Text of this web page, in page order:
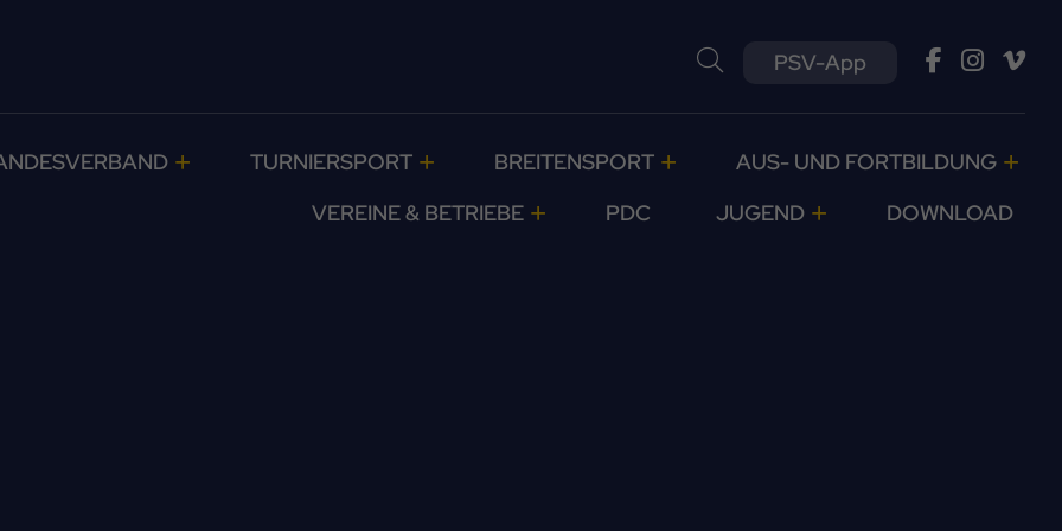
PSV-App
TURNIERSPORT BREITENSPORT
AUS- UND FORTBILDUNG
VEREINE & BETRIEBE
PDC JUGEND DOWNLOAD